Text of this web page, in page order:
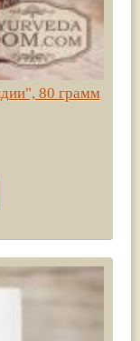
80 грамм